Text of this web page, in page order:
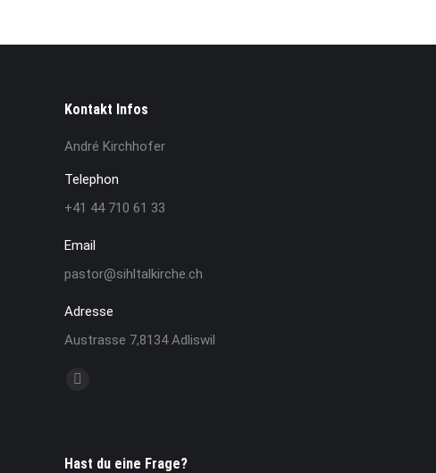
Kontakt Infos
André Kirchhofer
Telephon
+41 44 710 61 33
Email
pastor@sihltalkirche.ch
Adresse
Austrasse 7,8134 Adliswil
Finden Sie uns auf:
in
Hast du eine Frage?